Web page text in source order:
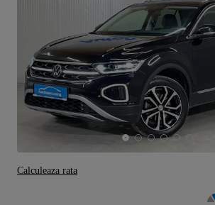
Calculeaza rata